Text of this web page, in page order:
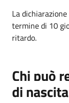
La
termine di 10
ritardo.
Chi può
di nascita